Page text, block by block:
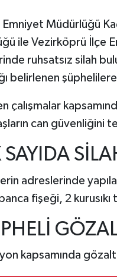
Emniyet Müdürlüğü
ile Vezirköprü İlçe
ruhsatsız silah
belirlenen
çalışmalar
can güvenliğini
adreslerinde
fişeği, 2
kapsamında